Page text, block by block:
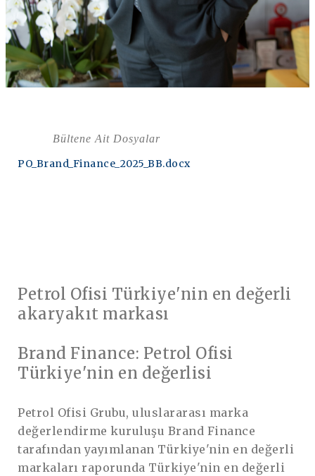
Bültene Ait Dosyalar
PO_Brand_Finance_2025_BB.docx
Petrol Ofisi Türkiye'nin en değerli
akaryakıt markası
Brand Finance: Petrol Ofisi
Türkiye'nin en değerlisi
Petrol Ofisi Grubu, uluslararası marka
değerlendirme kuruluşu Brand Finance
tarafından yayımlanan Türkiye'nin en değerli
markaları raporunda Türkiye'nin en değerli